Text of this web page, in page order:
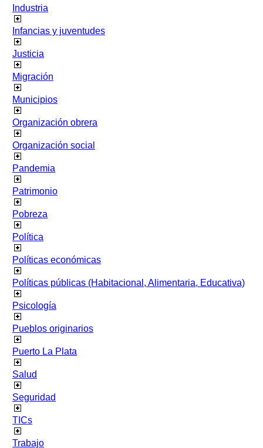
Industria
Infancias y juventudes
Justicia
Migración
Municipios
Organización obrera
Organización social
Pandemia
Patrimonio
Pobreza
Política
Políticas económicas
Políticas públicas (Habitacional, Alimentaria, Educativa)
Psicología
Pueblos originarios
Puerto La Plata
Salud
Seguridad
TICs
Trabajo